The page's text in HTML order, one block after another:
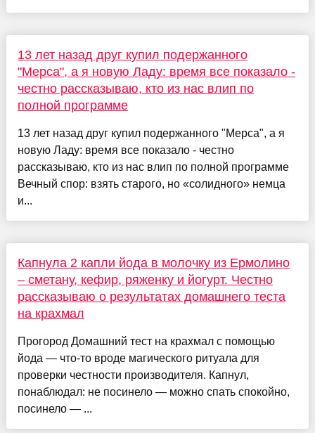
13 лет назад друг купил подержанного
"Мерса", а я новую Ладу: время все показало -
честно рассказываю, кто из нас влип по
полной программе
13 лет назад друг купил подержанного "Мерса", а я
новую Ладу: время все показало - честно
рассказываю, кто из нас влип по полной программе
Вечный спор: взять старого, но «солидного» немца
и...
Капнула 2 капли йода в молочку из Ермолино
– сметану, кефир, ряженку и йогурт. Честно
рассказываю о результатах домашнего теста
на крахмал
Прогород Домашний тест на крахмал с помощью
йода — что-то вроде магического ритуала для
проверки честности производителя. Капнул,
понаблюдал: не посинело — можно спать спокойно,
посинело — ...